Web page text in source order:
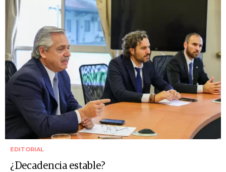
EDITORIAL
¿Decadencia estable?